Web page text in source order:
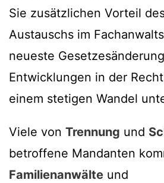
Sie zusätzlichen Vorteil
Austauschs im
neueste
Entwicklungen in der
einem stetigen Wandel
Viele von Trennung und
betroffene Mandanten
Familienanwälte und